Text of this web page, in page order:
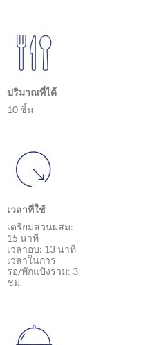
ปริมาณที่ได้
10 ชิ้น
เวลาที่ใช้
เตรียมส่วนผสม:
15 นาที
เวลาอบ: 13 นาที
เวลาในการ
รอ/พักแป้งรวม: 3
ชม.